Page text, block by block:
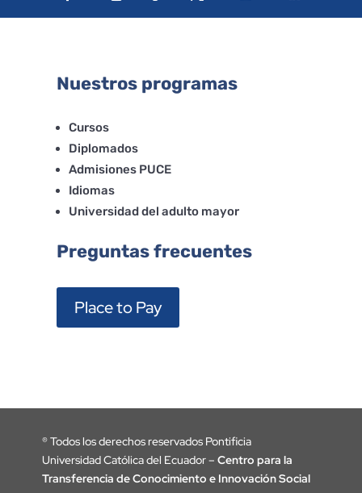
Nuestros programas
Cursos
Diplomados
Admisiones PUCE
Idiomas
Universidad del adulto mayor
Preguntas frecuentes
Place to Pay
®Todos los derechos reservados Pontificia
Universidad Católica del Ecuador – Centro para la
Transferencia de Conocimiento e Innovación Social